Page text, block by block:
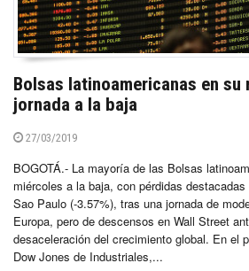
Bolsas latinoamericanas en su
jornada a la baja
27/03/2019
BOGOTÁ.- La mayoría de las Bolsas
miércoles a la baja, con pérdidas
Sao Paulo (-3.57%), tras una jornada de
Europa, pero de descensos en Wall Street
desaceleración del crecimiento global. En el
Dow Jones de Industriales,...